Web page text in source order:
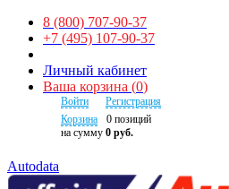
8 (800) 707-90-37
+7 (495) 107-90-37
Личный кабинет
Ваша корзина (0)
Войти
Регистрация
Корзина
0 позиций
на сумму 0 руб.
Autodata